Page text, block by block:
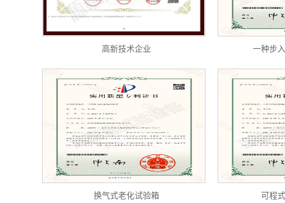
高新技术企业 一种步
换气式老化试验箱 可程